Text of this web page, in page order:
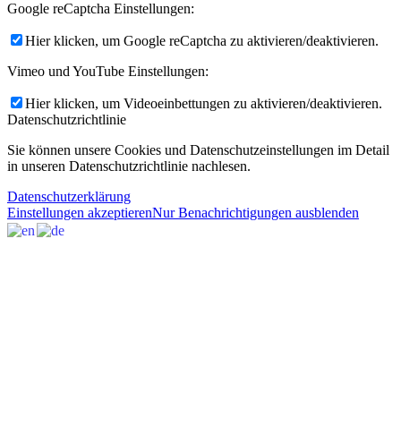
Google reCaptcha Einstellungen:
Hier klicken, um Google reCaptcha zu aktivieren/deaktivieren.
Vimeo und YouTube Einstellungen:
Hier klicken, um Videoeinbettungen zu aktivieren/deaktivieren.
Datenschutzrichtlinie
Sie können unsere Cookies und Datenschutzeinstellungen im Detail
in unseren Datenschutzrichtlinie nachlesen.
Datenschutzerklärung
Einstellungen akzeptierenNur Benachrichtigungen ausblenden